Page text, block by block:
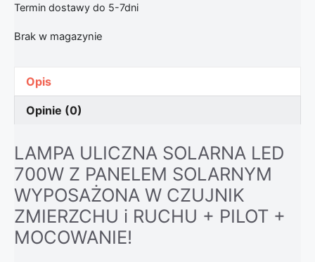
Termin dostawy do 5-7dni
Brak w magazynie
Opis
Opinie (0)
LAMPA ULICZNA SOLARNA LED
700W Z PANELEM SOLARNYM
WYPOSAŻONA W CZUJNIK
ZMIERZCHU i RUCHU + PILOT +
MOCOWANIE!